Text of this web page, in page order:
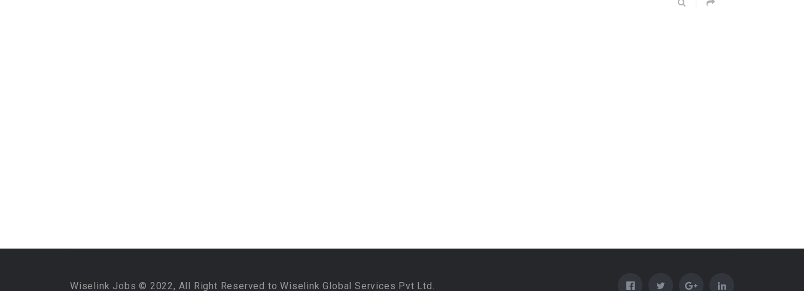
Wiselink Jobs © 2022, All Right Reserved to Wiselink Global Services Pvt Ltd.